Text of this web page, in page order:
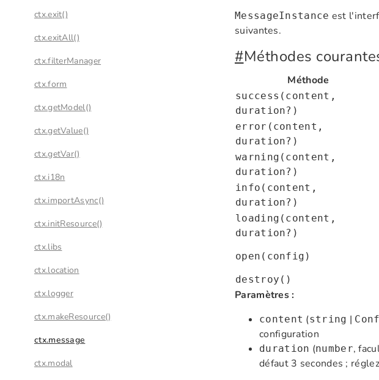
ctx.exit()
ctx.exitAll()
ctx.filterManager
ctx.form
ctx.getModel()
ctx.getValue()
ctx.getVar()
ctx.i18n
ctx.importAsync()
ctx.initResource()
ctx.libs
ctx.location
ctx.logger
ctx.makeResource()
ctx.message
ctx.modal
MessageInstance est
suivantes.
#Méthodes
Méthode
success(content,
duration?)
error(content,
duration?)
warning(content,
duration?)
info(content,
duration?)
loading(content,
duration?)
open(config)
destroy()
Paramètres :
content (string |
configuration
duration (number,
défaut 3 secondes ;